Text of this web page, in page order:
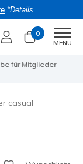
*Details
0
MENU
für Mitglieder
casual